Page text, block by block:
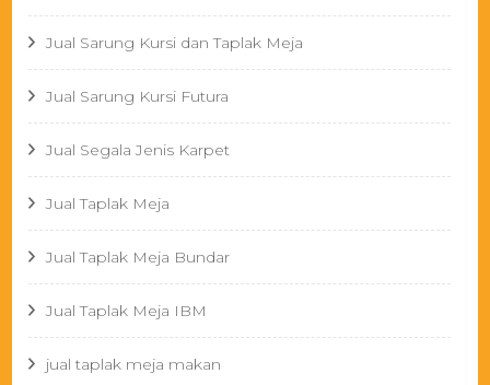
Jual Sarung Kursi dan Taplak Meja
Jual Sarung Kursi Futura
Jual Segala Jenis Karpet
Jual Taplak Meja
Jual Taplak Meja Bundar
Jual Taplak Meja IBM
jual taplak meja makan